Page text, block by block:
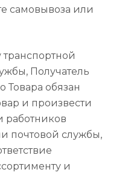
самовывоза или
Получатель
Товара обязан
и произвести
работников
почтовой службы,
и